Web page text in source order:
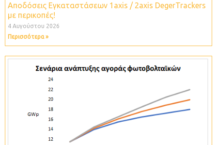
Αποδόσεις Εγκαταστάσεων 1axis / 2axis DegerTrackers
με περικοπές!
4 Αυγούστου 2026
Περισσότερα »